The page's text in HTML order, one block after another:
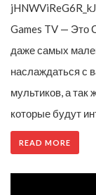
Games TV — Это
даже самых
наслаждаться с
мультиков, а так
которые будут
READ MORE